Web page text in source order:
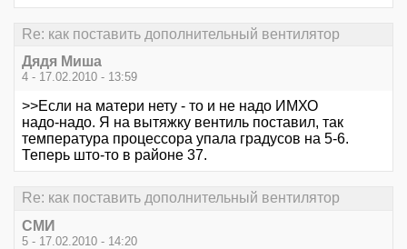
Re: как поставить дополнительный вентилятор
Дядя Миша
4 - 17.02.2010 - 13:59
>>Если на матери нету - то и не надо ИМХО
надо-надо. Я на вытяжку вентиль поставил, так
температура процессора упала градусов на 5-6.
Теперь што-то в районе 37.
Re: как поставить дополнительный вентилятор
СМИ
5 - 17.02.2010 - 14:20